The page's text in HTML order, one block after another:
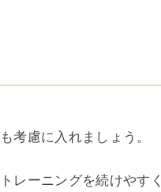
考慮に入れましょう。
レーニングを続けやす